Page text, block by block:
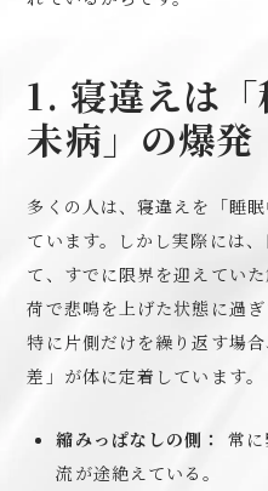
1. 寝違えは
未病」の爆発
多くの人は、寝違えを「睡
ています。しかし実際には
て、すでに限界を迎えてい
荷で悲鳴を上げた状態に過ぎ
特に片側だけを繰り返す場
差」が体に定着しています。
縮みっぱなしの側：
常
流が途絶えている。